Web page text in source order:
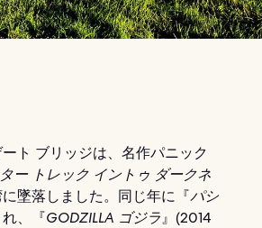
ト ブリッジは、名作パニック
ー トレック イントゥ ダークネ
墜落しました。同じ年に『パシ
、『GODZILLA ゴジラ』(2014